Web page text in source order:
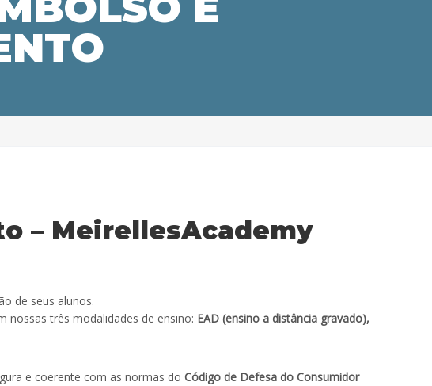
– MeirellesAcademy
de seus alunos.
nossas três modalidades de ensino: EAD (ensino a distância gravado),
e coerente com as normas do Código de Defesa do Consumidor